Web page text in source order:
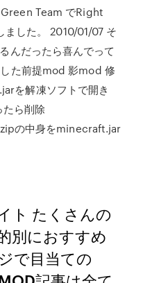
Team でRight
した。 2010/01/07 そ
んだったら喜んでって
た前提mod 影mod 修
を解凍ソフトで開き
たら削除
の中身をminecraft.jar
ト たくさんの
別におすすめ
で目当ての